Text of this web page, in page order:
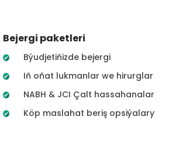
Bejergi paketleri
Býudjetiňizde bejergi
Iň oňat lukmanlar we hirurglar
NABH & JCI Çalt hassahanalar
Köp maslahat beriş opsiýalary